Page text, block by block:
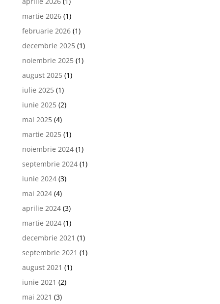
martie 2026(1)
februarie 2026(1)
decembrie 2025(1)
noiembrie 2025(1)
august 2025(1)
iulie 2025(1)
iunie 2025(2)
mai 2025(4)
martie 2025(1)
noiembrie 2024(1)
septembrie 2024(1)
iunie 2024(3)
mai 2024(4)
aprilie 2024(3)
martie 2024(1)
decembrie 2021 (1)
septembrie 2021 (1)
august 2021 (1)
iunie 2021 (2)
mai 2021 (3)